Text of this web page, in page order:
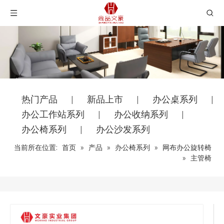
热门产品 新品上市 办公桌系列
办公工作站系列 办公收纳系列
办公椅系列 办公沙发系列
当前所在位置: 首页 » 产品 » 办公椅系列 »
网布办公旋转椅
»
主管椅